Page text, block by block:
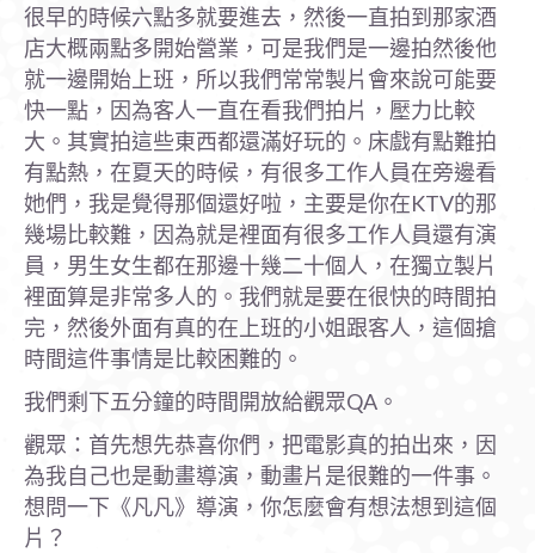
很早的時候六點多就要進去，然後一直拍到那家酒
店大概兩點多開始營業，可是我們是一邊拍然後他
就一邊開始上班，所以我們常常製片會來說可能要
快一點，因為客人一直在看我們拍片，壓力比較
大。其實拍這些東西都還滿好玩的。床戲有點難拍
有點熱，在夏天的時候，有很多工作人員在旁邊看
她們，我是覺得那個還好啦，主要是你在KTV的那
幾場比較難，因為就是裡面有很多工作人員還有演
員，男生女生都在那邊十幾二十個人，在獨立製片
裡面算是非常多人的。我們就是要在很快的時間拍
完，然後外面有真的在上班的小姐跟客人，這個搶
時間這件事情是比較困難的。
我們剩下五分鐘的時間開放給觀眾QA。
觀眾：首先想先恭喜你們，把電影真的拍出來，因
為我自己也是動畫導演，動畫片是很難的一件事。
想問一下《凡凡》導演，你怎麼會有想法想到這個
片？